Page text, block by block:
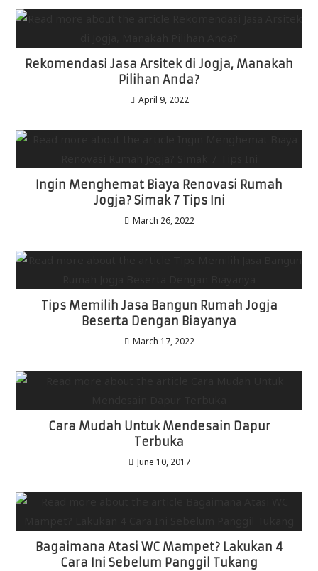
Rekomendasi Jasa Arsitek di Jogja, Manakah
Pilihan Anda?
April 9, 2022
Ingin Menghemat Biaya Renovasi Rumah
Jogja? Simak 7 Tips Ini
March 26, 2022
Tips Memilih Jasa Bangun Rumah Jogja
Beserta Dengan Biayanya
March 17, 2022
Cara Mudah Untuk Mendesain Dapur
Terbuka
June 10, 2017
Bagaimana Atasi WC Mampet? Lakukan 4
Cara Ini Sebelum Panggil Tukang